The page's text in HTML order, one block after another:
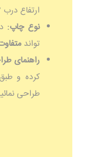
ارتفاع درب 7 سانت)
نوع چاپ:
تواند
راهنمای
کرده و طبق
طراحی